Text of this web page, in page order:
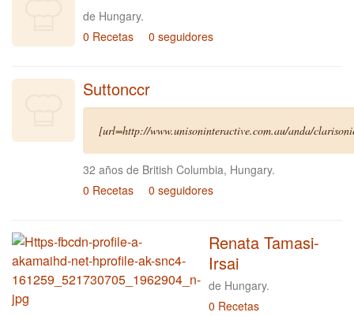
de Hungary.
0 Recetas
0 seguidores
Suttonccr
[url=http://www.unisoninteractive.com.au/anda/
32 años de British Columbia, Hungary.
0 Recetas
0 seguidores
Renata Tamasi-
Irsai
de Hungary.
0 Recetas